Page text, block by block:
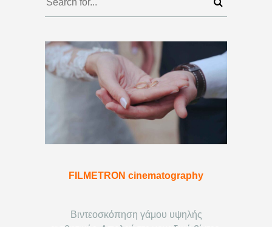
FILMETRON cinematography
Βιντεοσκόπηση γάμου υψηλής